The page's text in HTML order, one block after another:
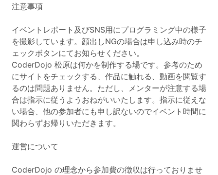
注意事項
イベントレポート及びSNS用にプログラミング中の様子
を撮影しています。顔出しNGの場合は申し込み時のチ
ェックボタンにてお知らせください。
CoderDojo 松原は何かを制作する場です。参考のため
にサイトをチェックする、作品に触れる、動画を閲覧す
るのは問題ありません。ただし、メンターが注意する場
合は指示に従うようおねがいいたします。指示に従えな
い場合、他の参加者にも申し訳ないのでイベント時間に
関わらずお帰りいただきます。
運営について
CoderDojo の理念から参加費の徴収は行っておりませ